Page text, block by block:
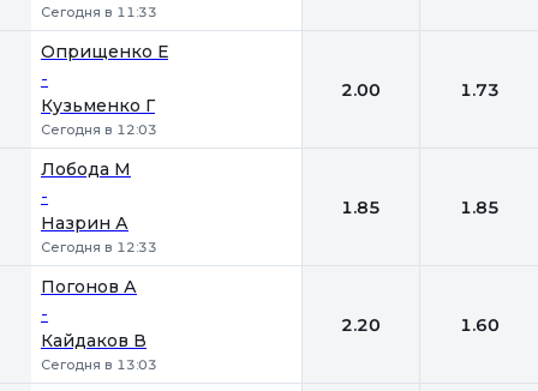
Сегодня в 11:33
Оприщенко Е
-
Кузьменко Г
Сегодня в 12:03
2.00 1.73
Лобода М
-
Назрин А
Сегодня в 12:33
1.85 1.85
Погонов А
-
Кайдаков В
Сегодня в 13:03
2.20 1.60